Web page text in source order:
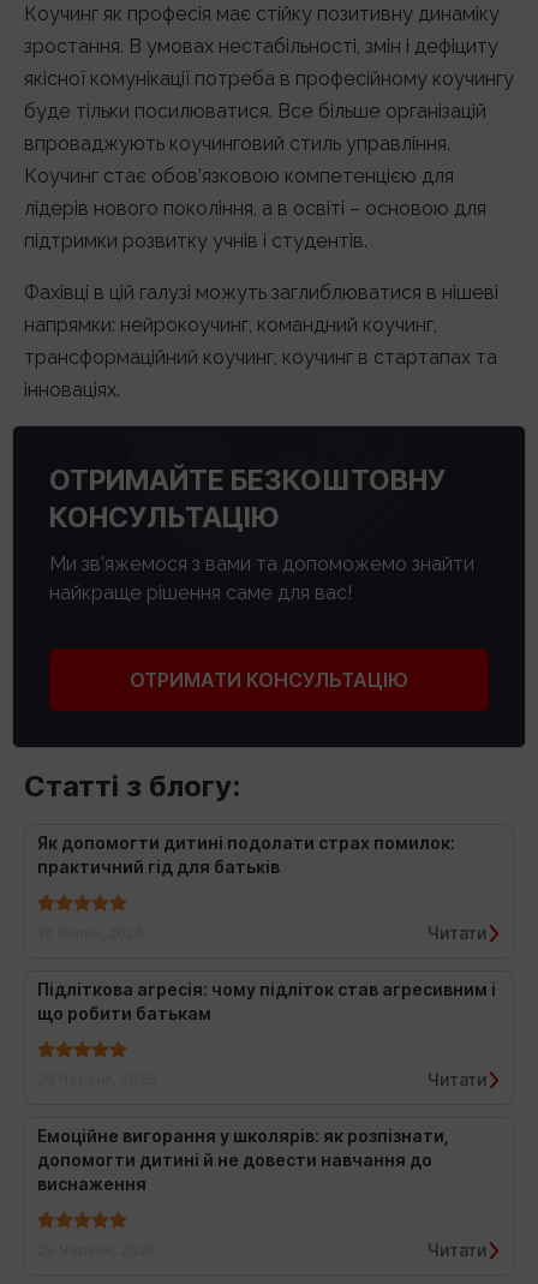
Коучинг як професія має стійку позитивну динаміку
зростання. В умовах нестабільності, змін і дефіциту
якісної комунікації потреба в професійному коучингу
буде тільки посилюватися. Все більше організацій
впроваджують коучинговий стиль управління.
Коучинг стає обов’язковою компетенцією для
лідерів нового покоління, а в освіті – основою для
підтримки розвитку учнів і студентів.
Фахівці в цій галузі можуть заглиблюватися в нішеві
напрямки: нейрокоучинг, командний коучинг,
трансформаційний коучинг, коучинг в стартапах та
інноваціях.
ОТРИМАЙТЕ БЕЗКОШТОВНУ
КОНСУЛЬТАЦІЮ
Ми зв'яжемося з вами та допоможемо знайти
найкраще рішення саме для вас!
ОТРИМАТИ КОНСУЛЬТАЦІЮ
Статті з блогу:
Як допомогти дитині подолати страх помилок:
практичний гід для батьків
Читати
Підліткова агресія: чому підліток став агресивним і
що робити батькам
Читати
Емоційне вигорання у школярів: як розпізнати,
допомогти дитині й не довести навчання до
виснаження
Читати